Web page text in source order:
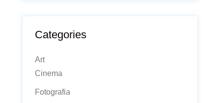
Categories
Art
Cinema
Fotografia